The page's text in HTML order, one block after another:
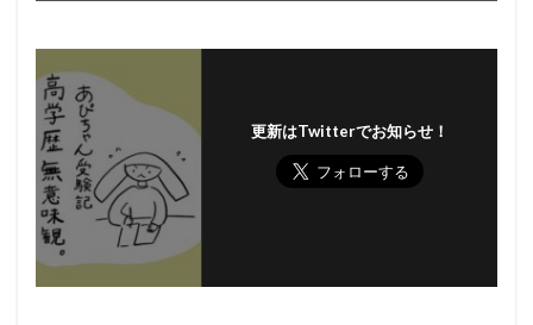
更新はTwitterでお知らせ！